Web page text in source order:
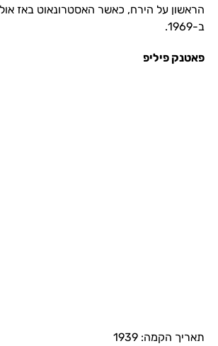
הראשון על הירח, כאשר האסטרונאוט באז
ב-1969.
פאטנק פיליפ
תאריך הקמה: 1939